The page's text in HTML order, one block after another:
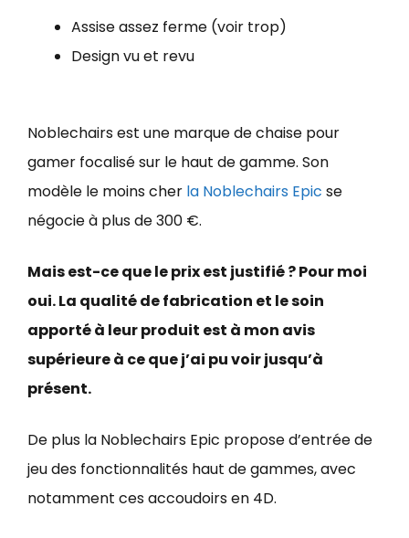
Assise assez ferme (voir trop)
Design vu et revu
Noblechairs est une marque de chaise pour
gamer focalisé sur le haut de gamme. Son
modèle le moins cher la Noblechairs Epic se
négocie à plus de 300 €.
Mais est-ce que le prix est justifié ?Pour moi
oui. La qualité de fabrication et le soin
apporté à leur produit est à mon avis
supérieure à ce que j’ai pu voir jusqu’à
présent.
De plus la Noblechairs Epic propose d’entrée de
jeu des fonctionnalités haut de gammes, avec
notamment ces accoudoirs en 4D.